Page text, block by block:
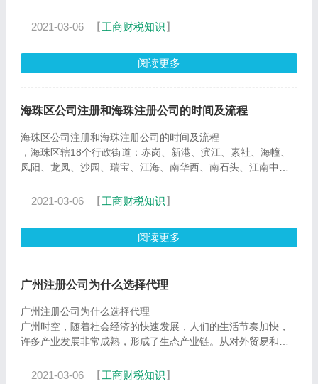
2021-03-06 【工商财税知识】
阅读更多
海珠区公司注册和海珠注册公司的时间及流程
海珠区公司注册和海珠注册公司的时间及流程
，海珠区辖18个行政街道：赤岗、新港、滨江、素社、海幢、
凤阳、龙凤、沙园、瑞宝、江海、南华西、南石头、江南中、
2021-03-06 【工商财税知识】
阅读更多
广州注册公司为什么选择代理
广州注册公司为什么选择代理
广州时空，随着社会经济的快速发展，人们的生活节奏加快，
许多产业发展非常成熟，形成了生态产业链。从对外贸易和快
2021-03-06 【工商财税知识】